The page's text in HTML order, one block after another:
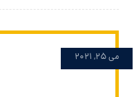
می 25, 2021